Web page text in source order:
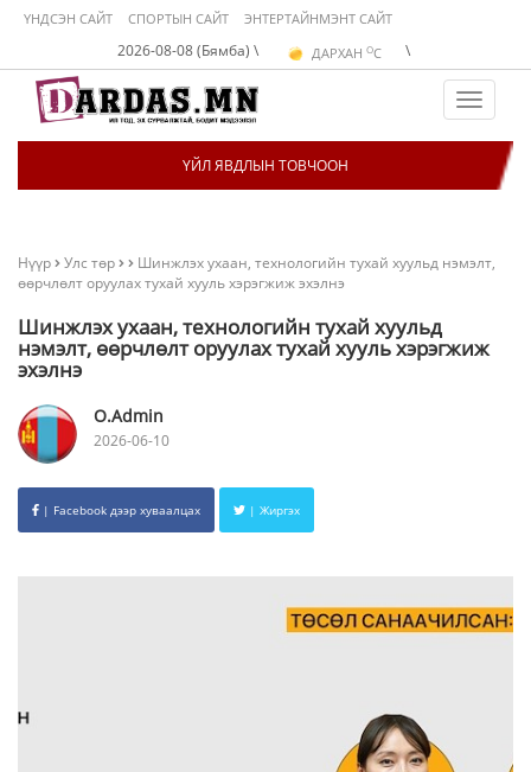
ҮНДСЭН САЙТ СПОРТЫН САЙТ ЭНТЕРТАЙНМЭНТ САЙТ
2026-08-08 (Бямба) \ ДАРХАН OC
ЭРДЭНЭТ C
\
Toggle
ҮЙЛ ЯВДЛЫН ТОВЧООН
Нүүр Улс төр
Шинжлэх ухаан, технологийн тухай хуульд нэмэлт,
өөрчлөлт оруулах тухай хууль хэрэгжиж эхэлнэ
Шинжлэх ухаан, технологийн тухай хуульд
нэмэлт, өөрчлөлт оруулах тухай хууль хэрэгжиж
эхэлнэ
O.Admin
2026-06-10
| Facebook дээр хуваалцах | Жиргэх